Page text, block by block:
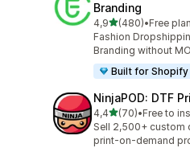
Branding
4,9z 5 hvězd
(480)
Celkový počet
•Free
Fashion
Branding without
Built for Shopify
NinjaPOD: DTF
4,4z 5 hvězd
(70)
Celkový počet
•Free to
Sell 2,500+ custom
print-on-demand